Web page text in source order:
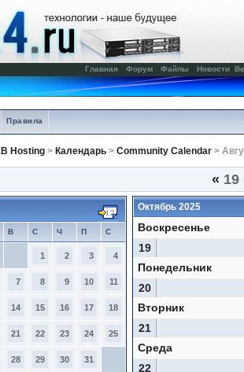
Главная Форум Файлы Новости
Правила
Hosting > Календарь > Community Calendar >
« 19
В С Ч П С
1 2 3 4
7 8 9 10 11
14 15 16 17 18
21 22 23 24 25
28 29 30 31
Октябрь 2025
Воскресенье
19
Понедельник
20
Вторник
21
Среда
22